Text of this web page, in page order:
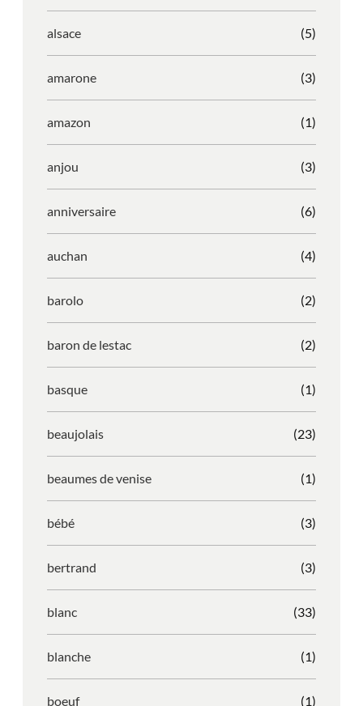
alsace (5)
amarone (3)
amazon (1)
anjou (3)
anniversaire (6)
auchan (4)
barolo (2)
baron de lestac (2)
basque (1)
beaujolais (23)
beaumes de venise (1)
bébé (3)
bertrand (3)
blanc (33)
blanche (1)
boeuf (1)